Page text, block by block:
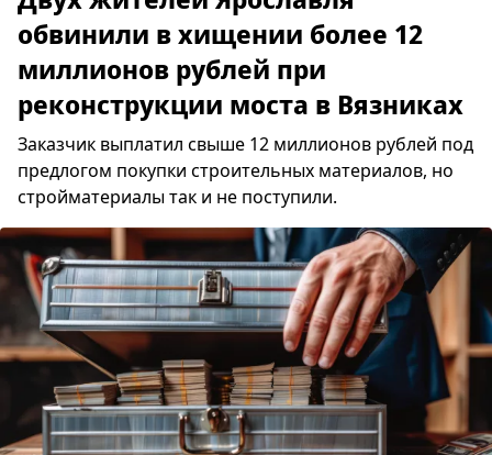
обвинили в хищении более 12
миллионов рублей при
реконструкции моста в Вязниках
Заказчик выплатил свыше 12 миллионов рублей под
предлогом покупки строительных материалов, но
стройматериалы так и не поступили.